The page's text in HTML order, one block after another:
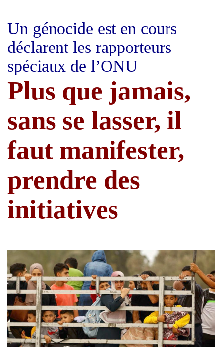
Un génocide est en cours
déclarent les rapporteurs
spéciaux de l’ONU
Plus que jamais,
sans se lasser, il
faut manifester,
prendre des
initiatives